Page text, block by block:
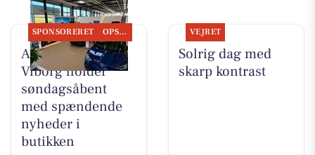
SPONSORERET OPSLAGSTAVLEN
Autocentralen
Viborg holder
søndagsåbent
med spændende
nyheder i
butikken
VEJRET
Solrig dag med
skarp kontrast